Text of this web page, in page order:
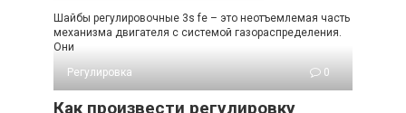
Шайбы регулировочные 3s fe – это неотъемлемая часть
механизма двигателя с системой газораспределения.
Они
Регулировка
0
Как произвести регулировку